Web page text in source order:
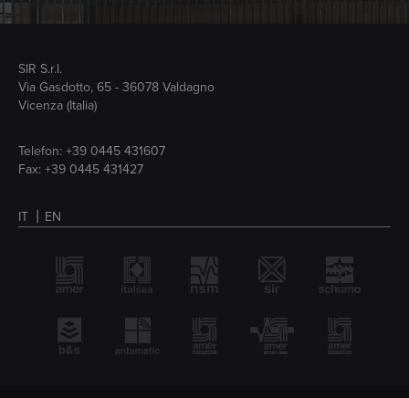
SIR S.r.l.
Via Gasdotto, 65 - 36078 Valdagno
Vicenza (Italia)
Telefon: +39 0445 431607
Fax: +39 0445 431427
IT EN